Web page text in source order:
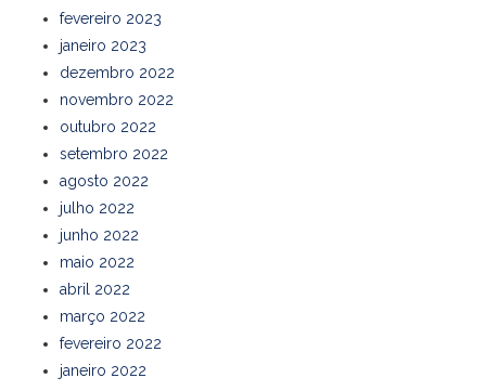
fevereiro 2023
janeiro 2023
dezembro 2022
novembro 2022
outubro 2022
setembro 2022
agosto 2022
julho 2022
junho 2022
maio 2022
abril 2022
março 2022
fevereiro 2022
janeiro 2022